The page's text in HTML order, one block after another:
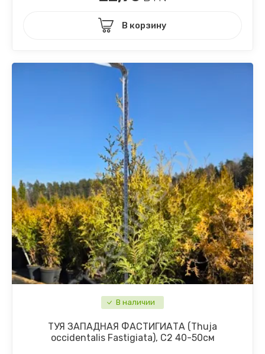
В корзину
В наличии
ТУЯ ЗАПАДНАЯ ФАСТИГИАТА (Thuja
occidentalis Fastigiata), С2 40-50см